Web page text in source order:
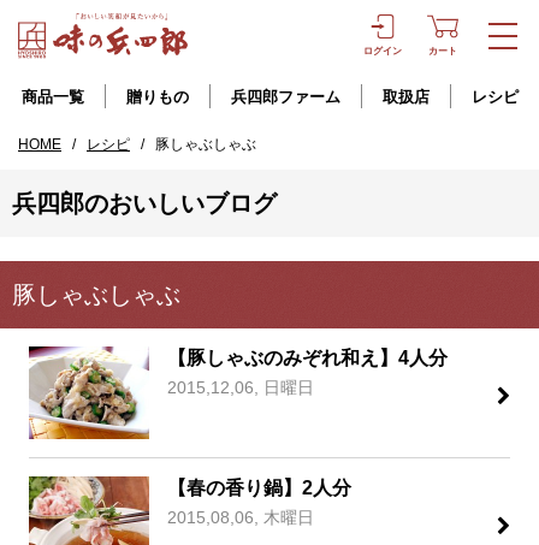
ログイン カート
商品一覧 贈りもの 兵四郎ファーム 取扱店 レシピ
HOME / レシピ / 豚しゃぶしゃぶ
兵四郎のおいしいブログ
豚しゃぶしゃぶ
【豚しゃぶのみぞれ和え】4人分
2015,12,06, 日曜日
【春の香り鍋】2人分
2015,08,06, 木曜日